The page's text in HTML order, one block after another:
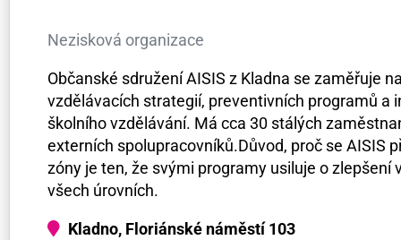
Nezisková organizace
Občanské sdružení AISIS z Kladna se zaměřuje
vzdělávacích strategií, preventivních programů a
školního vzdělávání. Má cca 30 stálých
externích spolupracovníků.Důvod, proč se AISIS
zóny je ten, že svými programy usiluje o zlepšení
všech úrovních.
Kladno, Floriánské náměstí 103